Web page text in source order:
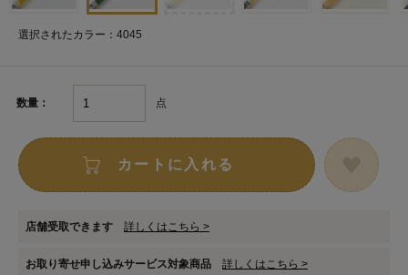
選択されたカラー：4045
数量： 点
カートに入れる
店舗受取できます 詳しくはこちら >
お取り寄せ申し込みサービス対象商品 詳しくはこちら >